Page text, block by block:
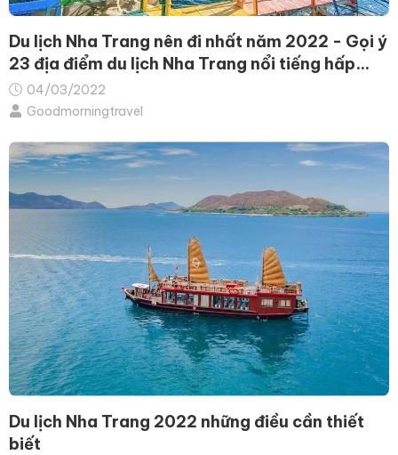
Du lịch Nha Trang nên đi nhất năm 2022 - Gọi ý
23 địa điểm du lịch Nha Trang nổi tiếng hấp
dẫn04/03/2022
Goodmorningtravel
Du lịch Nha Trang 2022 những điều cần thiết
biết